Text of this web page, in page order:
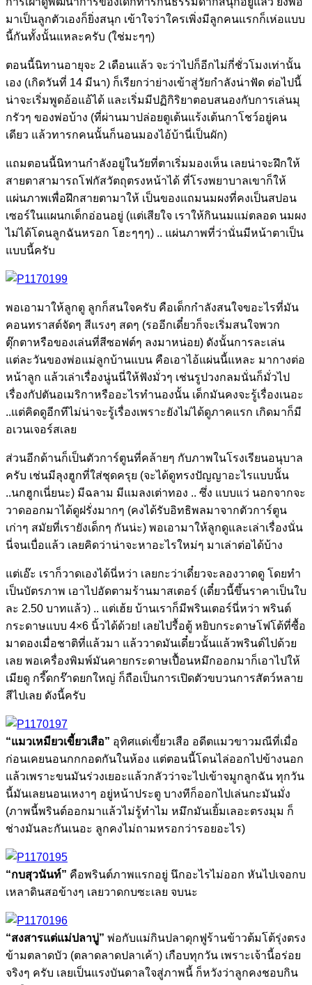
มาเป็นลูกตัวเองก็ยิ่งสนุก เข้าใจว่าใครเพิ่งมีลูกคนแรกก็เห่อแบบ
นี้กันทั้งนั้นแหละครับ (ใช่มะๆๆ)
ตอนนี้นิทานอายุจะ 2 เดือนแล้ว จะว่าไปก็อีกไม่กี่ชั่วโมงเท่านั้น
เอง (เกิดวันที่ 14 มีนา) ก็เรียกว่าย่างเข้าสู่วัยกำลังน่าฟัด ต่อไปนี้
น่าจะเริ่มพูดอ้อแอ้ได้ และเริ่มมีปฏิกิริยาตอบสนองกับการเล่นมุ
กรัวๆ ของพ่อบ้าง (ที่ผ่านมาปล่อยตูเต้นแร้งเต้นกาโชว์อยู่คน
เดียว แล้วทารกคนนั้นก็นอนมองไอ้บ้านี่เป็นผัก)
แถมตอนนี้นิทานกำลังอยู่ในวัยที่ตาเริ่มมองเห็น เลยน่าจะฝึกให้
สายตาสามารถโฟกัสวัตถุตรงหน้าได้ ที่โรงพยาบาลเขาก็ให้
แผ่นภาพเพื่อฝึกสายตามาให้ เป็นของแถมนมผงที่คงเป็นสปอน
เซอร์ในแผนกเด็กอ่อนอยู่ (แต่เสียใจ เราให้กินนมแม่ตลอด นมผง
ไม่ได้โดนลูกฉันหรอก โฮะๆๆๆ) .. แผ่นภาพที่ว่านั่นมีหน้าตาเป็น
แบบนี้ครับ
พอเอามาให้ลูกดู ลูกก็สนใจครับ คือเด็กกำลังสนใจขอะไรที่มัน
คอนทราสต์จัดๆ สีแรงๆ สดๆ (รออีกเดี๋ยวก็จะเริ่มสนใจพวก
ตุ๊กตาหรือของเล่นที่สีซอฟต์ๆ ลงมาหน่อย) ดังนั้นการละเล่น
แต่ละวันของพ่อแม่ลูกบ้านแบน คือเอาไอ้แผ่นนี้แหละ มากางต่อ
หน้าลูก แล้วเล่าเรื่องนู่นนี่ให้ฟังมั่วๆ เช่นรูปวงกลมนั่นก็มั่วไป
เรื่องกัปตันอเมริกาหรืออะไรทำนองนั้น เด็กมันคงจะรู้เรื่องเนอะ
..แต่คิดดูอีกทีไม่น่าจะรู้เรื่องเพราะยังไม่ได้ดูภาคแรก เกิดมาก็มี
อเวนเจอร์สเลย
ส่วนอีกด้านก็เป็นตัวการ์ตูนที่คล้ายๆ กับภาพในโรงเรียนอนุบาล
ครับ เช่นมีลุงฮูกที่ใส่ชุดครุย (จะได้ดูทรงปัญญาอะไรแบบนั้น
..นกฮูกเนี่ยนะ) มีฉลาม มีแมลงเต่าทอง .. ซึ่ง แบบแว่ นอกจากจะ
วาดออกมาได้ดูฝรั่งมากๆ (คงได้รับอิทธิพลมาจากตัวการ์ตูน
เก่าๆ สมัยที่เรายังเด็กๆ กันน่ะ) พอเอามาให้ลูกดูและเล่าเรื่องนั่น
นี่จนเบื่อแล้ว เลยคิดว่าน่าจะหาอะไรใหม่ๆ มาเล่าต่อได้บ้าง
แต่เอ๊ะ เราก็วาดเองได้นี่หว่า เลยกะว่าเดี๋ยวจะลองวาดดู โดยทำ
เป็นบัตรภาพ เอาไปอัดตามร้านมาสเตอร์ (เดี๋ยวนี้ขึ้นราคาเป็นใบ
ละ 2.50 บาทแล้ว) .. แต่เฮ้ย บ้านเราก็มีพรินเตอร์นี่หว่า พรินต์
กระดาษแบบ 4×6 นิ้วได้ด้วย! เลยไปรื้อตู้ หยิบกระดาษโฟโต้ที่ซื้อ
มาดองเมื่อชาติที่แล้วมา แล้ววาดมันเดี๋ยวนั้นแล้วพรินต์ไปด้วย
เลย พอเครื่องพิมพ์มันคายกระดาษเปื้อนหมึกออกมาก็เอาไปให้
เมียดู กรี๊ดกร๊าดยกใหญ่ ก็ถือเป็นการเปิดตัวขบวนการสัตว์หลาย
สีไปเลย ดังนี้ครับ
“แมวเหมียวเขี้ยวเสือ” อุทิศแด่เขี้ยวเสือ อดีตแมวขาวมณีที่เมื่อ
ก่อนเคยนอนกกกอดกันในห้อง แต่ตอนนี้โดนไล่ออกไปข้างนอก
แล้วเพราะขนมันร่วงเยอะแล้วกลัวว่าจะไปเข้าจมูกลูกฉัน ทุกวัน
นี้มันเลยนอนเหงาๆ อยู่หน้าประตู บางทีก็ออกไปเล่นกะมันมั่ง
(ภาพนี้พรินต์ออกมาแล้วไม่รู้ทำไม หมึกมันเยิ้มเลอะตรงมุม ก็
ช่างมันละกันเนอะ ลูกคงไม่ถามหรอกว่ารอยอะไร)
“กบสุวนันท์” คือพรินต์ภาพแรกอยู่ นึกอะไรไม่ออก หันไปเจอกบ
เหลาดินสอข้างๆ เลยวาดกบซะเลย จบนะ
“สงสารแต่แม่ปลาบู่” พ่อกับแม่กินปลาดุกฟูร้านข้าวต้มโต้รุ่งตรง
ข้ามตลาดบัว (ตลาดลาดปลาเค้า) เกือบทุกวัน เพราะเจ้านี้อร่อย
จริงๆ ครับ เลยเป็นแรงบันดาลใจสู่ภาพนี้ ก็หวังว่าลูกคงชอบกิน